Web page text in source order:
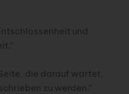
und
die darauf wartet,
zu werden.“